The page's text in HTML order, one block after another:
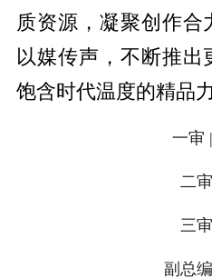
质资源，凝聚创作合
以媒传声，不断推出
饱含时代温度的精品力
一审
二
三
副总